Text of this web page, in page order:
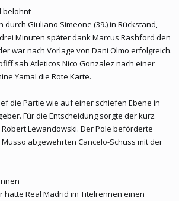
belohnt
durch Giuliano Simeone (39.) in Rückstand,
Minuten später dank Marcus Rashford den
war nach Vorlage von Dani Olmo erfolgreich.
sah Atleticos Nico Gonzalez nach einer
Yamal die Rote Karte.
die Partie wie auf einer schiefen Ebene in
Für die Entscheidung sorgte der kurz
Lewandowski. Der Pole beförderte
abgewehrten Cancelo-Schuss mit der
hatte Real Madrid im Titelrennen einen